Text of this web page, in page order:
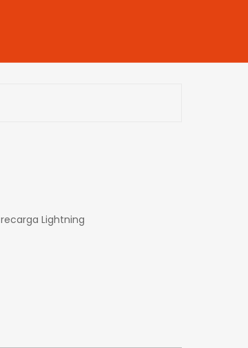
Lightning